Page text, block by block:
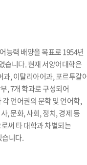
능력 배양을 목표로 1954년
습니다. 현재 서양어대학은
, 이탈리아어과, 포르투갈
, 7개 학과로 구성되어
언어권의 문학 및 언어학,
, 문화, 사회, 정치, 경제 등
써 타 대학과 차별되는
습니다.